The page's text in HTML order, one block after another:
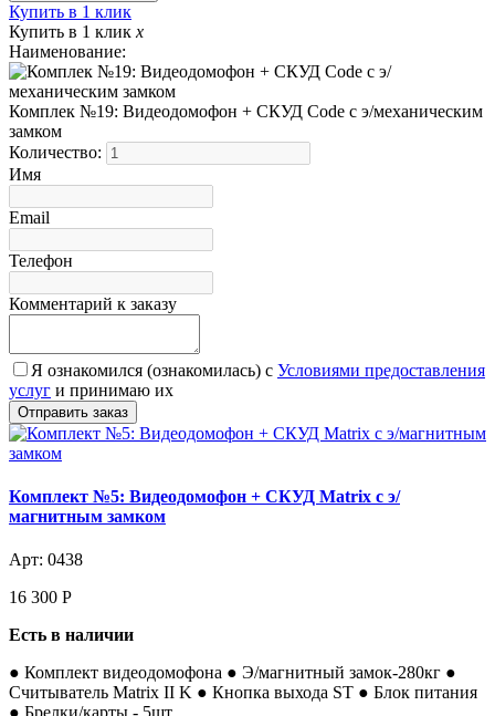
Купить в 1 клик
Купить в 1 клик x
Наименование:
Комплек №19: Видеодомофон + СКУД Code с э/механическим
замком
Количество:
Имя
Email
Телефон
Комментарий к заказу
Я ознакомился (ознакомилась) с Условиями предоставления
услуг и принимаю их
Комплект №5: Видеодомофон + СКУД Matrix с э/
магнитным замком
Арт: 0438
16 300 Р
Есть в наличии
● Комплект видеодомофона ● Э/магнитный замок-280кг ●
Считыватель Matrix II K ● Кнопка выхода ST ● Блок питания